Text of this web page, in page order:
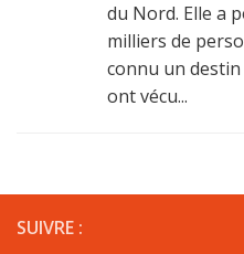
du Nord. Elle a
milliers de
connu un
ont vécu...
SUIVRE :